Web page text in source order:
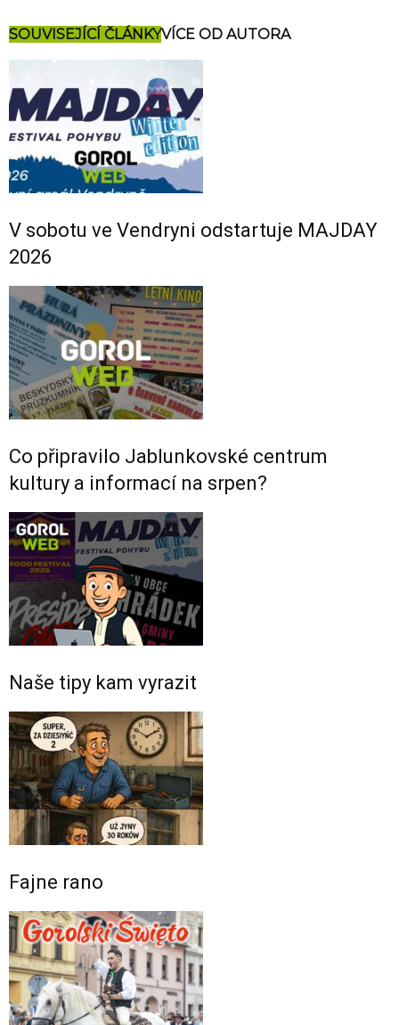
SOUVISEJÍCÍ ČLÁNKYVÍCE OD AUTORA
V sobotu ve Vendryni odstartuje MAJDAY
2026
Co připravilo Jablunkovské centrum
kultury a informací na srpen?
Naše tipy kam vyrazit
Fajne rano